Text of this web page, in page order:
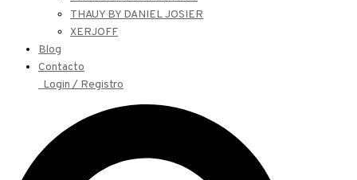
THAUY BY DANIEL JOSIER
XERJOFF
Blog
Contacto
Login / Registro